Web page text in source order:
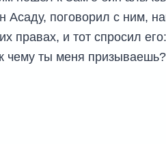
Асаду, поговорил с ним,
правах, и тот спросил
чему ты меня